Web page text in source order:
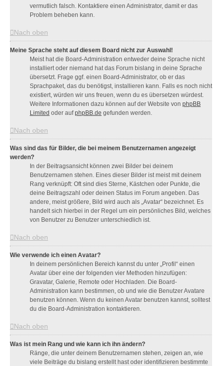
vermutlich falsch. Kontaktiere einen Administrator, damit er das
Problem beheben kann.
Nach oben
Meine Sprache steht auf diesem Board nicht zur Auswahl!
Meist hat die Board-Administration entweder deine Sprache nicht
installiert oder niemand hat das Forum bislang in deine Sprache
übersetzt. Frage ggf. einen Board-Administrator, ob er das
Sprachpaket, das du benötigst, installieren kann. Falls es noch nicht
existiert, würden wir uns freuen, wenn du es übersetzen würdest.
Weitere Informationen dazu können auf der Website von phpBB
Limited oder aufphpBB.de gefunden werden.
Nach oben
Was sind das für Bilder, die bei meinem Benutzernamen angezeigt
werden?
In der Beitragsansicht können zwei Bilder bei deinem
Benutzernamen stehen. Eines dieser Bilder ist meist mit deinem
Rang verknüpft: Oft sind dies Sterne, Kästchen oder Punkte, die
deine Beitragszahl oder deinen Status im Forum angeben. Das
andere, meist größere, Bild wird auch als „Avatar“ bezeichnet. Es
handelt sich hierbei in der Regel um ein persönliches Bild, welches
von Benutzer zu Benutzer unterschiedlich ist.
Nach oben
Wie verwende ich einen Avatar?
In deinem persönlichen Bereich kannst du unter „Profil“ einen
Avatar über eine der folgenden vier Methoden hinzufügen:
Gravatar, Galerie, Remote oder Hochladen. Die Board-
Administration kann bestimmen, ob und wie die Benutzer Avatare
benutzen können. Wenn du keinen Avatar benutzen kannst, solltest
du die Board-Administration kontaktieren.
Nach oben
Was ist mein Rang und wie kann ich ihn ändern?
Ränge, die unter deinem Benutzernamen stehen, zeigen an, wie
viele Beiträge du bislang erstellt hast oder identifizieren bestimmte